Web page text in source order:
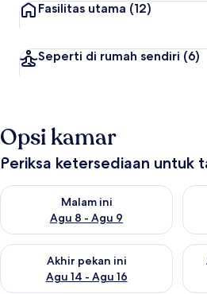
Fasilitas utama (12)
Seperti di rumah sendiri (6)
Opsi kamar
Periksa ketersediaan untuk
Malam ini
Agu 8 - Agu 9
Periksa ketersediaan untuk malam
Akhir pekan ini
Agu 14 - Agu 16
Periksa ketersediaan untuk akhir